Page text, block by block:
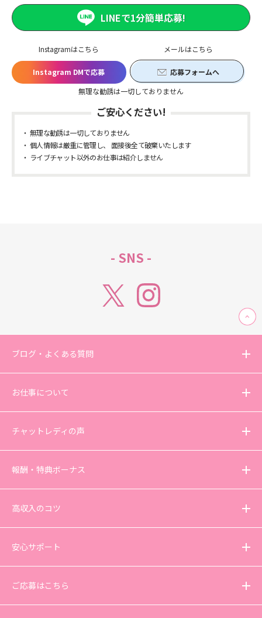
Instagramはこちら
Instagram DMで応募
メールはこちら
応募フォームへ
無理な勧誘は一切しておりません
LINEで1分簡単応募!
ご安心ください!
無理な勧誘は一切しておりません
個人情報は厳重に管理し、 面接後全て破棄いたします
ライブチャット以外のお仕事は紹介しません
- SNS -
ブログ・よくある質問
お仕事について
チャットレディの声
報酬・特典ボーナス
高収入のコツ
安心サポート
ご応募はこちら